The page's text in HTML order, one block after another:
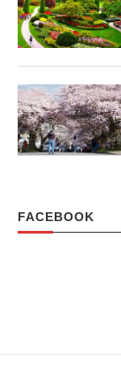
FACEBOOK